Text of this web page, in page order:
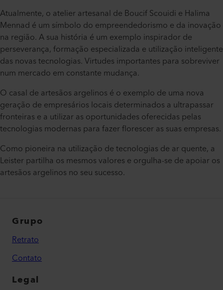
Atualmente, o atelier artesanal de Boucif Scouidi e Halima
Mennad é um símbolo do empreendedorismo e da inovação
na região. A sua história é um exemplo inspirador de
perseverança, formação especializada e utilização inteligente
das novas tecnologias. Virtudes importantes para sobreviver
num mercado em constante mudança.
O casal de artesãos argelinos é o exemplo de uma nova
geração de empresários locais determinados a ultrapassar
fronteiras e a utilizar as oportunidades oferecidas pelas
tecnologias modernas para fazer florescer as suas empresas.
Como pioneira na utilização de tecnologias de ar quente, a
Leister partilha os mesmos valores e orgulha-se de apoiar os
artesãos argelinos no seu sucesso.
Grupo
Retrato
Contato
Legal